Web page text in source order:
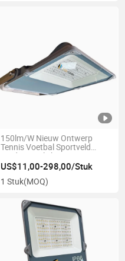
150lm/W Nieuw Ontwerp
Tennis Voetbal Sportveld
Stadion Verlichting Lampen
Spotlights 200W 400W 500W
100-277VAC 50/60Hz LED
Floodlight Licht 4000K (Grijs)
US$11,00-298,00/Stuk
1 Stuk(MOQ)